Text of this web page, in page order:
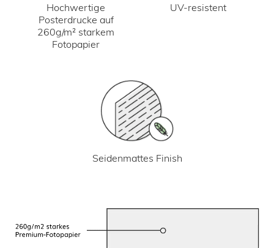
Hochwertige
Posterdrucke auf
260g/m² starkem
Fotopapier
UV-resistent
Seidenmattes Finish